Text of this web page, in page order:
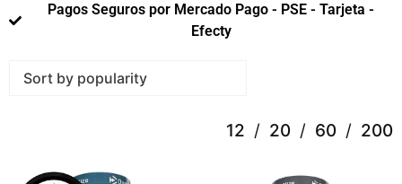
Pagos Seguros por Mercado Pago - PSE - Tarjeta -
Efecty
12 20 60 200